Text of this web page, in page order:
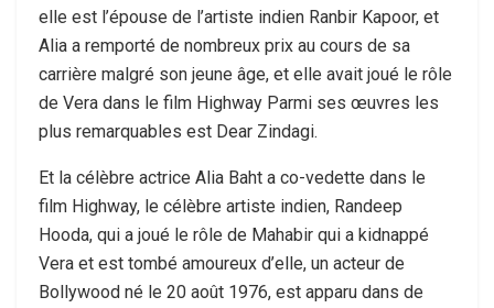
elle est l’épouse de l’artiste indien Ranbir Kapoor, et
Alia a remporté de nombreux prix au cours de sa
carrière malgré son jeune âge, et elle avait joué le rôle
de Vera dans le film Highway Parmi ses œuvres les
plus remarquables est Dear Zindagi.
Et la célèbre actrice Alia Baht a co-vedette dans le
film Highway, le célèbre artiste indien, Randeep
Hooda, qui a joué le rôle de Mahabir qui a kidnappé
Vera et est tombé amoureux d’elle, un acteur de
Bollywood né le 20 août 1976, est apparu dans de